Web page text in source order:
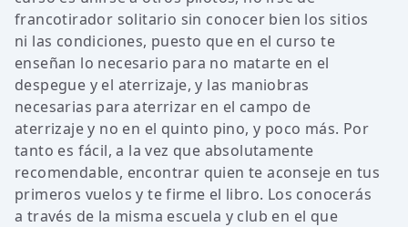
francotirador solitario sin conocer bien los sitios
ni las condiciones, puesto que en el curso te
enseñan lo necesario para no matarte en el
despegue y el aterrizaje, y las maniobras
necesarias para aterrizar en el campo de
aterrizaje y no en el quinto pino, y poco más. Por
tanto es fácil, a la vez que absolutamente
recomendable, encontrar quien te aconseje en tus
primeros vuelos y te firme el libro. Los conocerás
a través de la misma escuela y club en el que